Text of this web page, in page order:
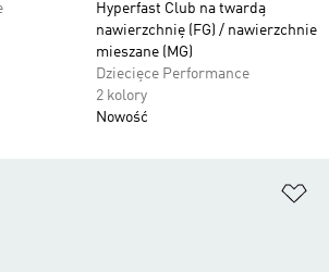
Hyperfast Club na twardą
nawierzchnię (FG) / nawierzchnie
mieszane (MG)
Dziecięce Performance
2 kolory
Nowość